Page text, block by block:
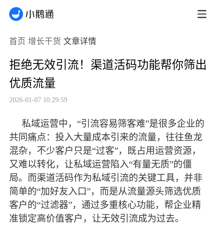
首页 增长干货 文章详情
拒绝无效引流！渠道活码功能帮你筛出
优质流量
2026-01-07 10:29:59
私域运营中， “引流容易筛客难”是很多企业的
共同痛点：投入大量成本引来的流量，往往鱼龙
混杂，不少客户只是“过客”，既占用运营资源，
又难以转化，让私域运营陷入“有量无质”的僵
局。而渠道活码作为私域引流的关键工具，并非
简单的“加好友入口”，而是从流量源头筛选优质
客户的“过滤器”，通过多重核心功能，帮企业精
准锁定高价值客户，让无效引流成为过去。